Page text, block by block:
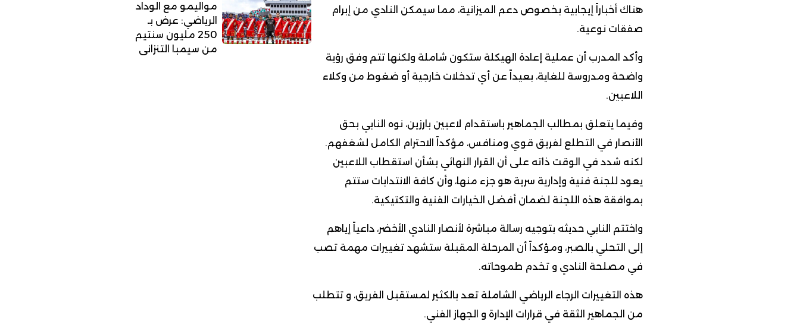
هناك أخباراً إيجابية بخصوص دعم الميزانية، مما سيمكن النادي من إبرام
صفقات نوعية.
وأكد المدرب أن عملية إعادة الهيكلة ستكون شاملة ولكنها تتم وفق رؤية
واضحة ومدروسة للغاية، بعيداً عن أي تدخلات خارجية أو ضغوط من وكلاء
اللاعبين.
وفيما يتعلق بمطالب الجماهير باستقدام لاعبين بارزين، نوه النابي بحق
الأنصار في التطلع لفريق قوي ومنافس، مؤكداً الاحترام الكامل لشغفهم.
لكنه شدد في الوقت ذاته على أن القرار النهائي بشأن استقطاب اللاعبين
يعود للجنة فنية وإدارية سرية هو جزء منها، وأن كافة الانتدابات ستتم
بموافقة هذه اللجنة لضمان أفضل الخيارات الفنية والتكتيكية.
واختتم النابي حديثه بتوجيه رسالة مباشرة لأنصار النادي الأخضر، داعياً إياهم
إلى التحلي بالصبر، ومؤكداً أن المرحلة المقبلة ستشهد تغييرات مهمة تصب
في مصلحة النادي و تخدم طموحاته.
هذه التغييرات الرجاء الرياضي الشاملة تعد بالكثير لمستقبل الفريق، و تتطلب
من الجماهير الثقة في قرارات الإدارة و الجهاز الفني.
مواليمو مع الوداد
الرياضي: عرض بـ
250 مليون سنتيم
من سيمبا التنزاني